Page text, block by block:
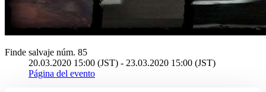
Finde salvaje núm. 85
20.03.2020 15:00 (JST) - 23.03.2020 15:00 (JST)
Página del evento